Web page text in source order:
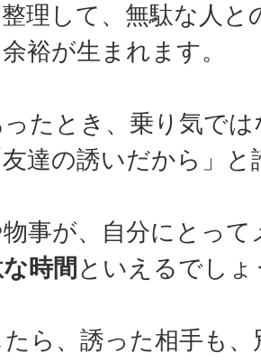
理して、無駄な人
裕が生まれます。
たとき、乗り気で
達の誘いだから」
事が、自分にとっ
時間 といえるでしょ
ら、誘った相手も